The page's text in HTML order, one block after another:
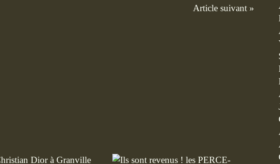
Article suivant »